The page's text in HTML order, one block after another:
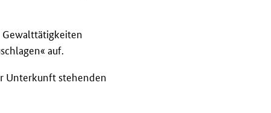
auf.
Unterkunft stehenden